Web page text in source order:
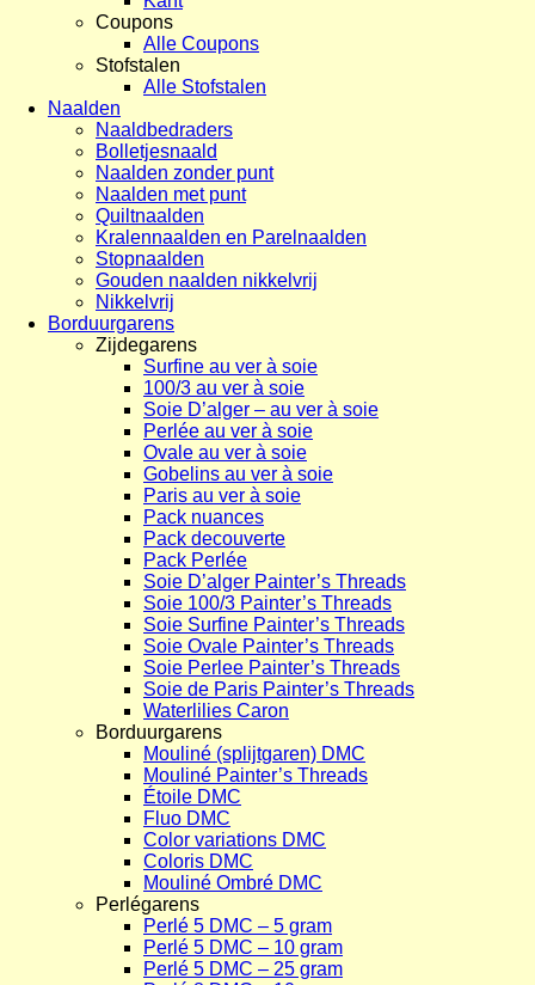
Coupons
Alle Coupons
Stofstalen
Alle Stofstalen
Naalden
Naaldbedraders
Bolletjesnaald
Naalden zonder punt
Naalden met punt
Quiltnaalden
Kralennaalden en Parelnaalden
Stopnaalden
Gouden naalden nikkelvrij
Nikkelvrij
Borduurgarens
Zijdegarens
Surfine au ver à soie
100/3 au ver à soie
Soie D’alger – au ver à soie
Perlée au ver à soie
Ovale au ver à soie
Gobelins au ver à soie
Paris au ver à soie
Pack nuances
Pack decouverte
Pack Perlée
Soie D’alger Painter’s Threads
Soie 100/3 Painter’s Threads
Soie Surfine Painter’s Threads
Soie Ovale Painter’s Threads
Soie Perlee Painter’s Threads
Soie de Paris Painter’s Threads
Waterlilies Caron
Borduurgarens
Mouliné (splijtgaren) DMC
Mouliné Painter’s Threads
Étoile DMC
Fluo DMC
Color variations DMC
Coloris DMC
Mouliné Ombré DMC
Perlégarens
Perlé 5 DMC – 5 gram
Perlé 5 DMC – 10 gram
Perlé 5 DMC – 25 gram